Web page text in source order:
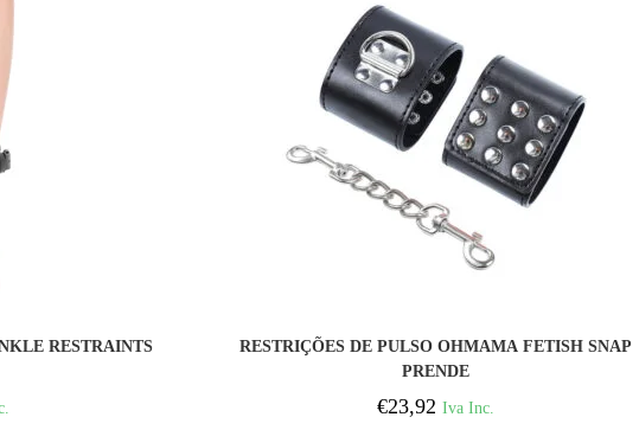
RESTRAINTS
RESTRIÇÕES DE PULSO OHMAMA FETISH SNAP
PRENDE
€23,92 Iva Inc.